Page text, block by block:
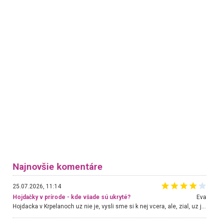
Najnovšie komentáre
25.07.2026, 11:14
Hojdačky v prírode - kde všade sú ukryté?
Eva